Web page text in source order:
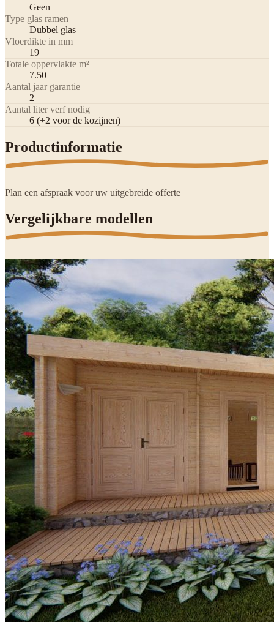
Geen
Type glas ramen
Dubbel glas
Vloerdikte in mm
19
Totale oppervlakte m²
7.50
Aantal jaar garantie
2
Aantal liter verf nodig
6 (+2 voor de kozijnen)
Productinformatie
Plan een afspraak voor uw uitgebreide offerte
Vergelijkbare modellen